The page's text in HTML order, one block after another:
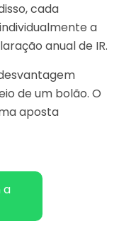
cada
a
anual de IR.
de um bolão. O
aposta
a